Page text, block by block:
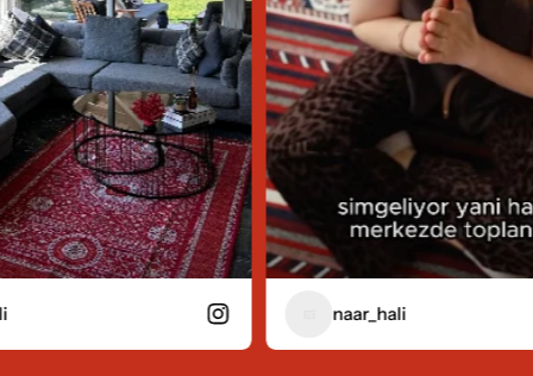
naar_hali